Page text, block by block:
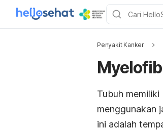
Penyakit Kanker
Tubuh
menggunakan
ini adalah